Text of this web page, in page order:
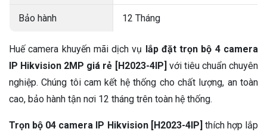
Bảo hành 12 Tháng
Huế camera khuyến mãi dịch vụ lắp đặt trọn bộ 4 camera
IP Hikvision 2MP giá rẻ [H2023-4IP] với tiêu chuẩn chuyên
nghiệp. Chúng tôi cam kết hệ thống cho chất lượng, an toàn
cao, bảo hành tận nơi 12 tháng trên toàn hệ thống.
Trọn bộ 04 camera IP Hikvision [H2023-4IP] thích hợp lắp